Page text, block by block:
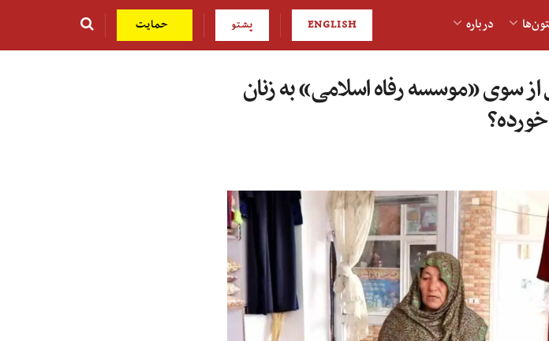
درباره ENGLISH پشتو حمایت
از سوی «موسسه رفاه اسلامی» به زنان